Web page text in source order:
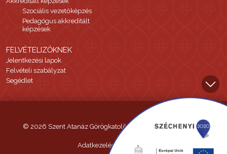
Szociális vezetőképzés
Pedagógus akkreditált
képzések
FELVÉTELIZŐKNEK
Jelentkezési lapok
Felvételi szabályzat
Segédlet
© 2026 Szent Atanáz Görögkatolikus Hittudományi Főiskola
Adatkezelési tájékoztató